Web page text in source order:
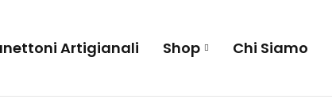
Artigianali Shop Chi Siamo